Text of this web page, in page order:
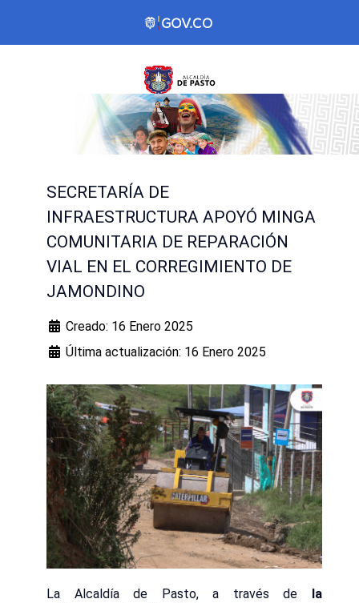
SECRETARÍA DE
INFRAESTRUCTURA APOYÓ MINGA
COMUNITARIA DE REPARACIÓN
VIAL EN EL CORREGIMIENTO DE
JAMONDINO
Creado: 16 Enero 2025
Última actualización: 16 Enero 2025
La Alcaldía de Pasto, a través de
la